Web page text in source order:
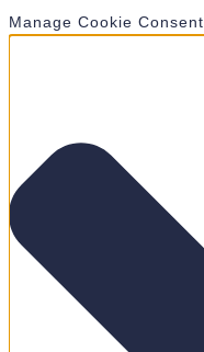
Manage Cookie Consent